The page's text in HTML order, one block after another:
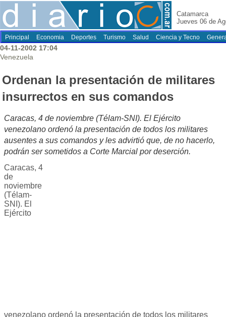
Catamarca
Jueves 06 de
Principal Economia Deportes Turismo Salud Ciencia y Tecno
04-11-2002 17:04
Venezuela
Ordenan la presentación de militares
insurrectos en sus comandos
Caracas, 4 de noviembre (Télam-SNI). El Ejército
venezolano ordenó la presentación de todos los militares
ausentes a sus comandos y les advirtió que, de no hacerlo,
podrán ser sometidos a Corte Marcial por deserción.
Caracas, 4
de
noviembre
(Télam-
SNI). El
Ejército
venezolano ordenó la presentación de todos los militares